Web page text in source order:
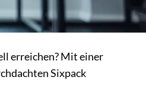
erreichen? Mit einer
Sixpack